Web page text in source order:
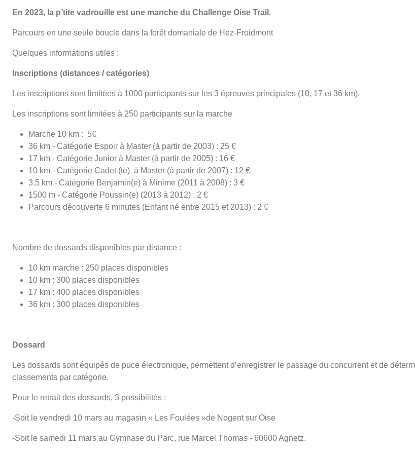
En 2023, la p’tite vadrouille est une manche du Challenge Oise Trail.
Parcours en une seule boucle dans la forêt domaniale de Hez‐Froidmont
Quelques informations utiles :
Inscriptions (distances / catégories)
Les inscriptions sont limitées à 1000 participants sur les 3 épreuves principales (10, 17 et 36 km).
Les inscriptions sont limitées à 250 participants sur la marche
Marche 10 km : 5€
36 km - Catégorie Espoir à Master (à partir de 2003) : 25 €
17 km - Catégorie Junior à Master (à partir de 2005) : 16 €
10 km - Catégorie Cadet (te) à Master (à partir de 2007) : 12 €
3.5 km - Catégorie Benjamin(e) à Minime (2011 à 2008) : 3 €
1500 m - Catégorie Poussin(e) (2013 à 2012) : 2 €
Parcours découverte 6 minutes (Enfant né entre 2015 et 2013) : 2 €
Nombre de dossards disponibles par distance :
10 km marche : 250 places disponibles
10 km : 300 places disponibles
17 km : 400 places disponibles
36 km : 300 places disponibles
Dossard
Les dossards sont équipés de puce électronique, permettent d’enregistrer le passage du concurrent et de
classements par catégorie.
Pour le retrait des dossards, 3 possibilités :
-Soit le vendredi 10 mars au magasin « Les Foulées »de Nogent sur Oise
-Soit le samedi 11 mars au Gymnase du Parc, rue Marcel Thomas - 60600 Agnetz.